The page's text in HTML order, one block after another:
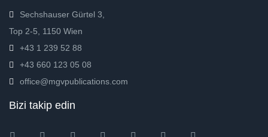
Sechshauser Gürtel 3,
Top 2-5, 1150 Wien
+43 1 239 52 88
+43 660 123 05 08
office@mgvpublications.com
Bizi takip edin